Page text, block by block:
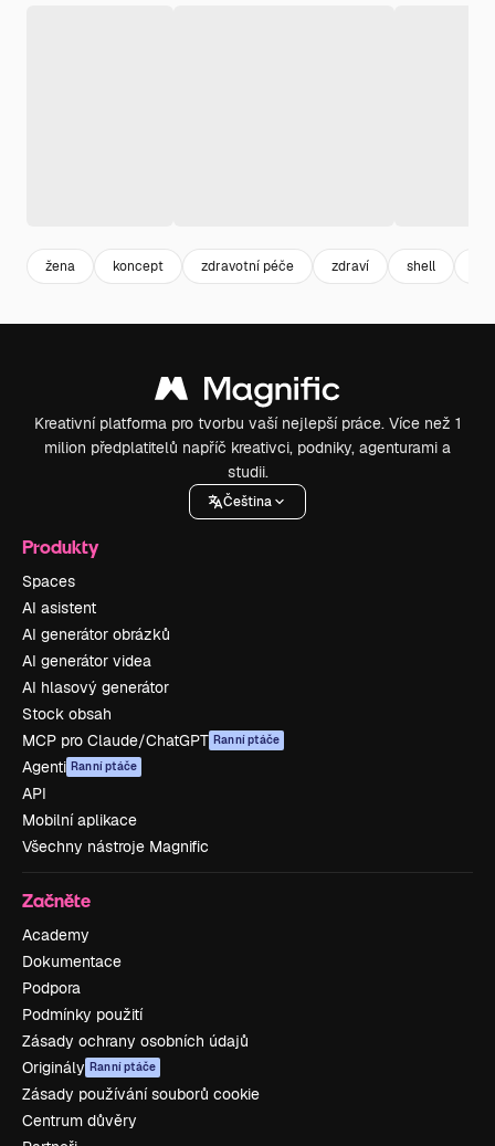
žena koncept zdravotní péče zdraví shell
Kreativní platforma pro tvorbu vaší nejlepší práce. Více než 1
milion předplatitelů napříč kreativci, podniky, agenturami a
studii.
Čeština
Produkty
Spaces
AI asistent
AI generátor obrázků
AI generátor videa
AI hlasový generátor
Stock obsah
MCP pro Claude/ChatGPT Ranní ptáče
Agenti Ranní ptáče
API
Mobilní aplikace
Všechny nástroje Magnific
Začněte
Academy
Dokumentace
Podpora
Podmínky použití
Zásady ochrany osobních údajů
Originály Ranní ptáče
Zásady používání souborů cookie
Centrum důvěry